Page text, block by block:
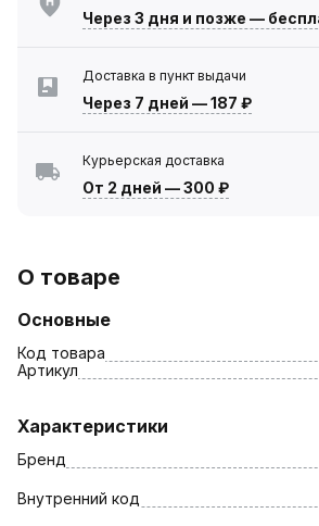
Через 3 дня и позже —
Доставка в пункт выдачи
Через 7 дней —187 ₽
Курьерская доставка
От 2 дней —300 ₽
О товаре
Основные
Код товара
Артикул
Характеристики
Бренд
Внутренний код